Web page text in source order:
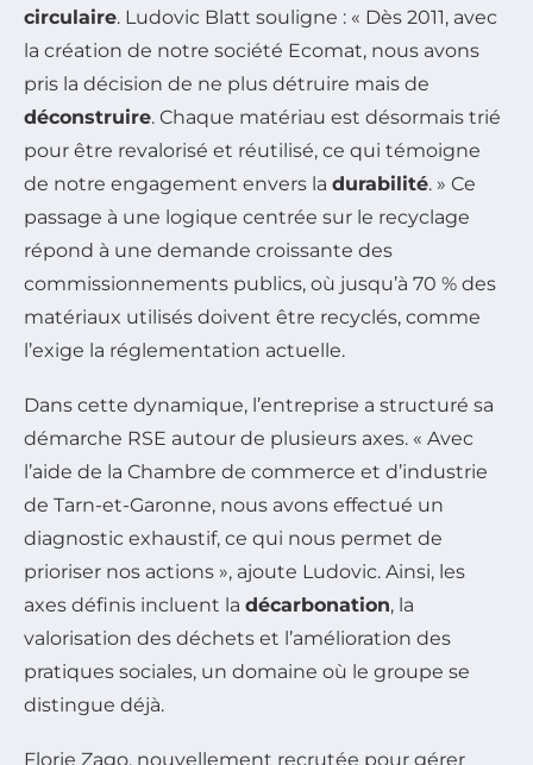
circulaire. Ludovic Blatt souligne : « Dès 2011, avec
la création de notre société Ecomat, nous avons
pris la décision de ne plus détruire mais de
déconstruire. Chaque matériau est désormais trié
pour être revalorisé et réutilisé, ce qui témoigne
de notre engagement envers la durabilité. » Ce
passage à une logique centrée sur le recyclage
répond à une demande croissante des
commissionnements publics, où jusqu’à 70 % des
matériaux utilisés doivent être recyclés, comme
l’exige la réglementation actuelle.
Dans cette dynamique, l’entreprise a structuré sa
démarche RSE autour de plusieurs axes. « Avec
l’aide de la Chambre de commerce et d’industrie
de Tarn-et-Garonne, nous avons effectué un
diagnostic exhaustif, ce qui nous permet de
prioriser nos actions », ajoute Ludovic. Ainsi, les
axes définis incluent la décarbonation, la
valorisation des déchets et l’amélioration des
pratiques sociales, un domaine où le groupe se
distingue déjà.
Florie Zago, nouvellement recrutée pour gérer